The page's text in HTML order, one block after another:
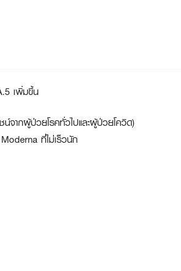
เพิ่มขึ้น
ชน์จากผู้ป่วยโรคทั่วไปและผู้ป่วยโควิด)
ที่ไม่เร็วนัก